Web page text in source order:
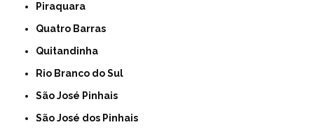
Piraquara
Quatro Barras
Quitandinha
Rio Branco do Sul
São José Pinhais
São José dos Pinhais